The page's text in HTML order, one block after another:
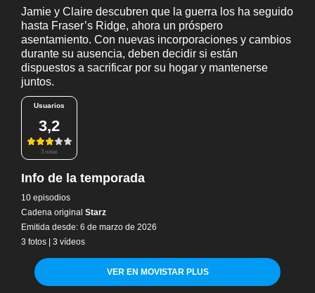
Jamie y Claire descubren que la guerra los ha seguido
hasta Fraser’s Ridge, ahora un próspero
asentamiento. Con nuevas incorporaciones y cambios
durante su ausencia, deben decidir si están
dispuestos a sacrificar por su hogar y mantenerse
juntos.
Usuarios
3,2
3 notas
Info de la temporada
10 episodios
Cadena original Starz
Emitida desde: 6 de marzo de 2026
3 fotos | 3 vídeos
VER EN MOVISTAR PLUS